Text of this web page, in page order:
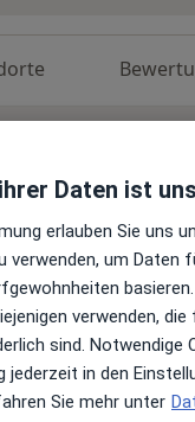
Daten ist
erlauben Sie uns
verwenden, um
verwenden,
sind. Notwendige
jederzeit in den
Sie mehr unter